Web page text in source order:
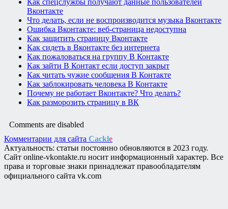
Как спецслужбы получают данные пользователей
Вконтакте
Что делать, если не воспроизводится музыка Вконтакте
Ошибка Вконтакте: веб-страница недоступна
Как защитить страницу Вконтакте
Как сидеть в Вконтакте без интернета
Как пожаловаться на группу В Контакте
Как зайти В Контакт если доступ закрыт
Как читать чужие сообщения В Контакте
Как заблокировать человека В Контакте
Почему не работает Вконтакте? Что делать?
Как разморозить страницу в ВК
Comments are disabled
Комментарии для сайта Cackle
Актуальность: статьи постоянно обновляются в 2023 году.
Сайт online-vkontakte.ru носит информационный характер. Все
права и торговые знаки принадлежат правообладателям
официального сайта vk.com